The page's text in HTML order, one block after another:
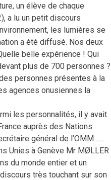
un élève de chaque
a lu un petit discours
les lumières se
a été diffusé. Nos deux
belle expérience ! Qui
plus de 700 personnes ?
personnes présentes à la
agences onusiennes la
les personnalités, il y avait
auprès des Nations
général de l’OMM …..
Unies à Genève Mr MØLLER
du monde entier et un
très touchant sur son